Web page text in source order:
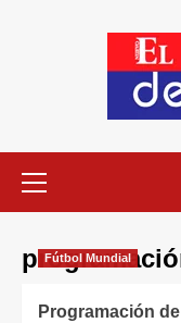
Fútbol Mundial
Programación